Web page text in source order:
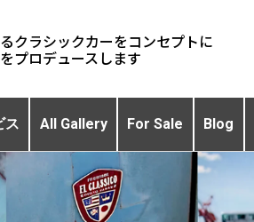
クラシックカーをコンセプトに
ス All Gallery For Sale Blog